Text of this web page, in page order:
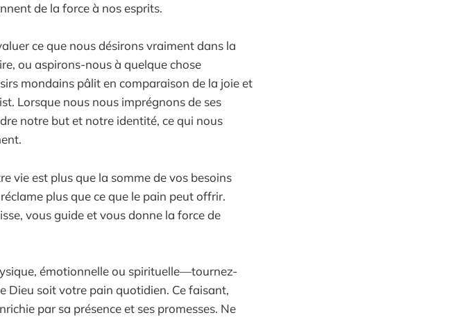
de la force à nos esprits.
ce que nous désirons vraiment dans la
ou aspirons-nous à quelque chose
mondains pâlit en comparaison de la joie et
Lorsque nous nous imprégnons de ses
notre but et notre identité, ce qui nous
vie est plus que la somme de vos besoins
plus que ce que le pain peut offrir.
vous guide et vous donne la force de
émotionnelle ou spirituelle—tournez-
Dieu soit votre pain quotidien. Ce faisant,
par sa présence et ses promesses. Ne